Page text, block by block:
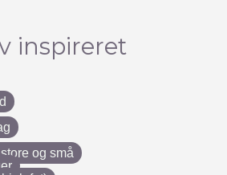
inspireret
og små